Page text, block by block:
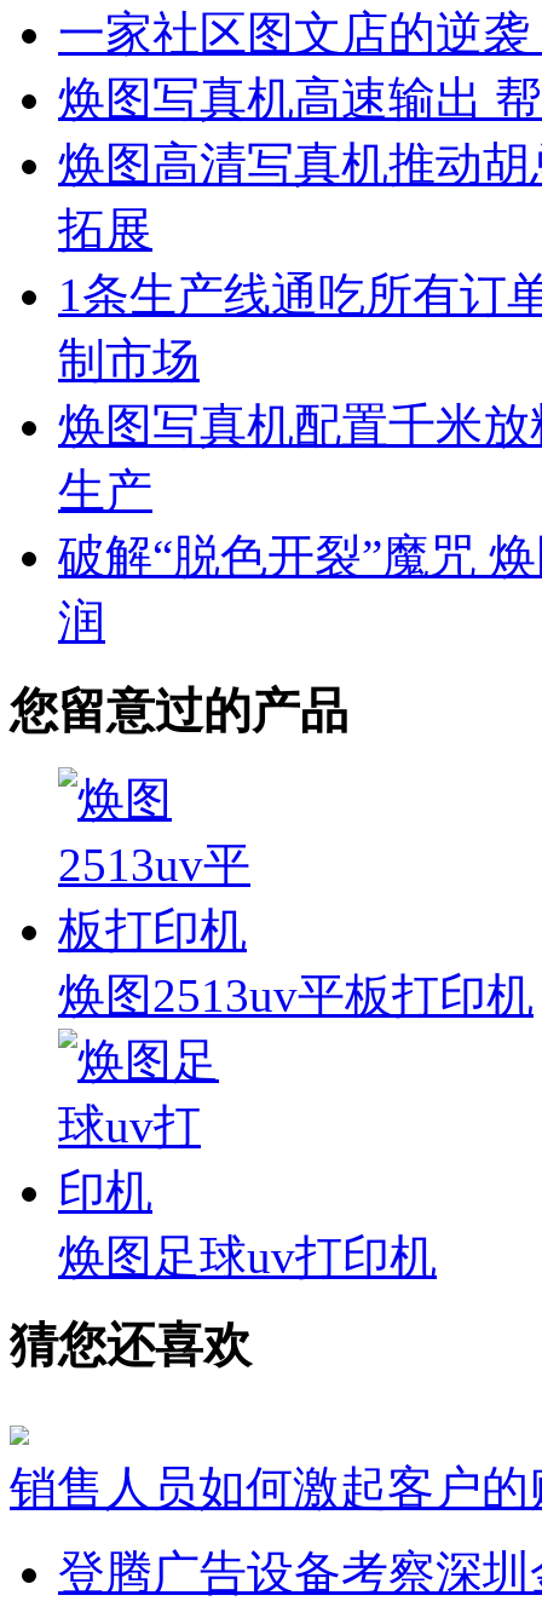
一家社区图文店的逆
焕图写真机高速输出
焕图高清写真机推动
拓展
1条生产线通吃所有订
制市场
焕图写真机配置千米
生产
破解“脱色开裂”魔咒
润
您留意过的产品
焕图2513uv平板打印机
焕图足球uv打印机
猜您还喜欢
销售人员如何激起客户的
登腾广告设备考察深